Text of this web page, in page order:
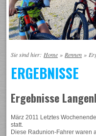
Sie sind hier: Home » Rennen »
ERGEBNISSE
Ergebnisse
März 2011 Letztes
statt.
Diese Radunion-Fahrer waren